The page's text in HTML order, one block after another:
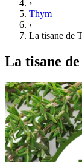
›
Thym
›
La tisane de
La tisane